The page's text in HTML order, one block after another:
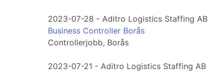
2023-07-28 - Aditro Logistics Staffing AB
Business Controller Borås
Controllerjobb, Borås
2023-07-21 - Aditro Logistics Staffing AB